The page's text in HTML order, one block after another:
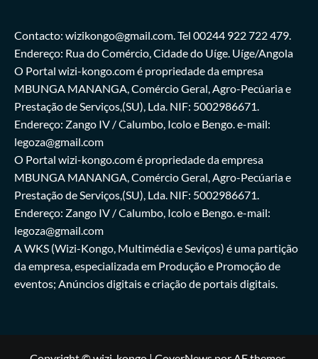
Contacto: wizikongo@gmail.com. Tel 00244 922 722 479.
Endereço: Rua do Comércio, Cidade do Uíge. Uíge/Angola
O Portal wizi-kongo.com é propriedade da empresa
MBUNGA MANANGA, Comércio Geral, Agro-Pecúaria e
Prestação de Serviços,(SU), Lda. NIF: 5002986671.
Endereço: Zango IV / Calumbo, Icolo e Bengo. e-mail:
legoza@gmail.com
O Portal wizi-kongo.com é propriedade da empresa
MBUNGA MANANGA, Comércio Geral, Agro-Pecúaria e
Prestação de Serviços,(SU), Lda. NIF: 5002986671.
Endereço: Zango IV / Calumbo, Icolo e Bengo. e-mail:
legoza@gmail.com
A WKS (Wizi-Kongo, Multimédia e Seviços) é uma partição
da empresa, especializada em Produção e Promoção de
eventos; Anúncios digitais e criação de portais digitais.